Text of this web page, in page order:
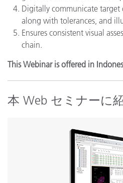
Digitally communicate target
along with tolerances, and
Ensures consistent visual
chain.
This Webinar is offered in
本 Web セミナーに